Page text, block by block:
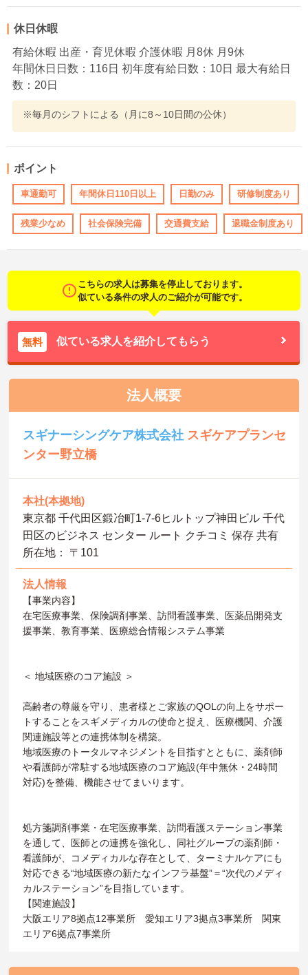
休日休暇
有給休暇 出産・育児休暇 介護休暇 月8休 月9休
年間休日日数：116日 初年度有給日数：10日 最大有給日
数：20日
※毎月のシフトによる（月に8～10日間の公休）
ポイント
車通勤可 年間休日110日以上 日勤のみ 研修制度あり
残業少なめ 社会保険完備 交通費支給 退職金制度あり
こちらの求人は募集を停止しております。
似ている条件の求人のご紹介が可能です。
無料 似ている求人を紹介してもらう
法人概要
スギナーシングケア株式会社 スギケアプランセ
ンター野立橋
本社(本拠地)
東京都 千代田区鍛冶町1-7-6ヒルトップ神田ビル 千代
田区のビジネス センター ルート クチコミ 保存 共有
所在地： 〒101
法人情報
【事業内容】
在宅医療事業、保険調剤事業、訪問看護事業、医薬品開発支
援事業、教育事業、医療総合情報システム事業
＜ 地域医療のコア施設 ＞
高齢者の尊厳を守り、患者様とご家族のQOLの向上をサポー
トすることをスギメディカルの使命と捉え、医療機関、介護
関連施設等との連携体制を構築。
地域医療のトータルマネジメントを目指すとともに、薬剤師
や看護師が常駐する地域医療のコア施設(年中無休・24時間
対応)を整備、機能させてまいります。
処方箋調剤事業・在宅医療事業、訪問看護ステーション事業
を通して、医師との連携を強化し、同社グループの薬剤師・
看護師が、コメディカルな存在として、ターミナルケアにも
対応できる“地域医療の新たなインフラ基盤”＝“次代のメディ
カルステーション”を目指しています。
【関連施設】
大阪エリア8拠点12事業所 愛知エリア3拠点3事業所 関東
エリア6拠点7事業所